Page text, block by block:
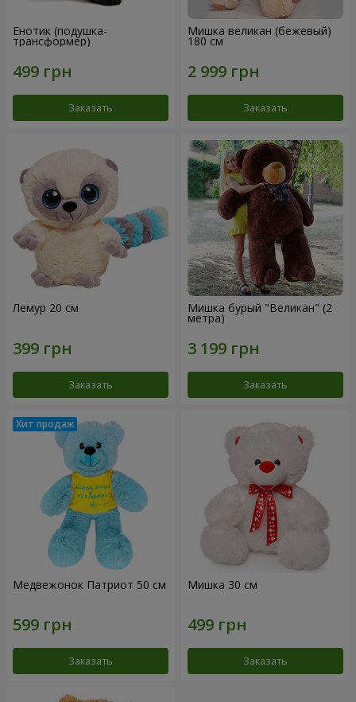
Енотик (подушка-
трансформер)
Заказать
Мишка великан (бежевый)
180 см
Заказать
Лемур 20 см
Заказать
Мишка бурый "Великан" (2
метра)
Заказать
Медвежонок Патриот 50 см
Заказать
Мишка 30 см
Заказать